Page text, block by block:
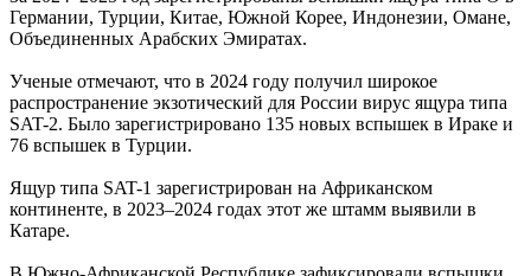
Германии, Турции, Китае, Южной Корее, Индонезии, Омане,
Объединенных Арабских Эмиратах.
Ученые отмечают, что в 2024 году получил широкое
распространение экзотический для России вирус ящура типа
SAT-2. Было зарегистрировано 135 новых вспышек в Ираке и
76 вспышек в Турции.
Ящур типа SAT-1 зарегистрирован на Африканском
континенте, в 2023–2024 годах этот же штамм выявили в
Катаре.